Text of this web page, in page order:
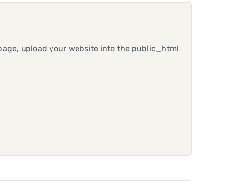
upload your website into the public_html